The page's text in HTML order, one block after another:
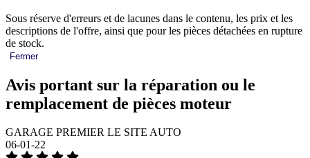
Sous réserve d'erreurs et de lacunes dans le contenu, les prix et les
descriptions de l'offre, ainsi que pour les pièces détachées en rupture
de stock.
Fermer
Avis portant sur la réparation ou le
remplacement de pièces moteur
GARAGE PREMIER LE SITE AUTO
06-01-22